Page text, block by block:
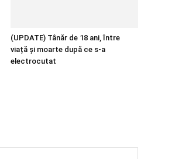
(UPDATE) Tânăr de 18 ani, între
viață și moarte după ce s-a
electrocutat